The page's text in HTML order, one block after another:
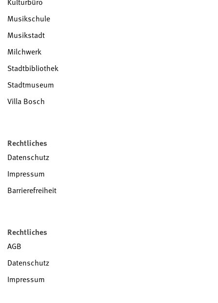
Musikschule
Musikstadt
Milchwerk
Stadtbibliothek
Stadtmuseum
Villa Bosch
Rechtliches
Datenschutz
Impressum
Barrierefreiheit
Rechtliches
AGB
Datenschutz
Impressum